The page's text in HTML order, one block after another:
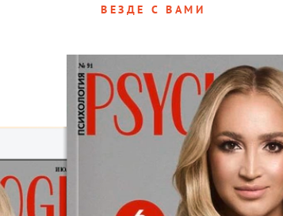
ВЕЗДЕ С ВАМИ